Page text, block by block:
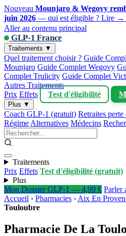
Nouveau Mounjaro & Wegovy
juin 2026 — qui est éligible ? Lire →
Aller au contenu principal
GLP-1 France
Traitements ▼
Quel traitement choisir ? Guide
Mounjaro Guide Complet Wegovy
Complet Trulicity Guide Complet
Autres Traitements
Prix Effets Test d'éligibilité
Plus ▼
Coach GLP-1 (gratuit) Retraites perte
Régime Alternatives Médecins
Traitements
Prix Effets Test d'éligibilité (gratuit)
Plus
Mon Dossier GLP-1 — 4,99 € Parler
Accueil › Pharmacies › Aix En
Touloubre
Pharmacie De La